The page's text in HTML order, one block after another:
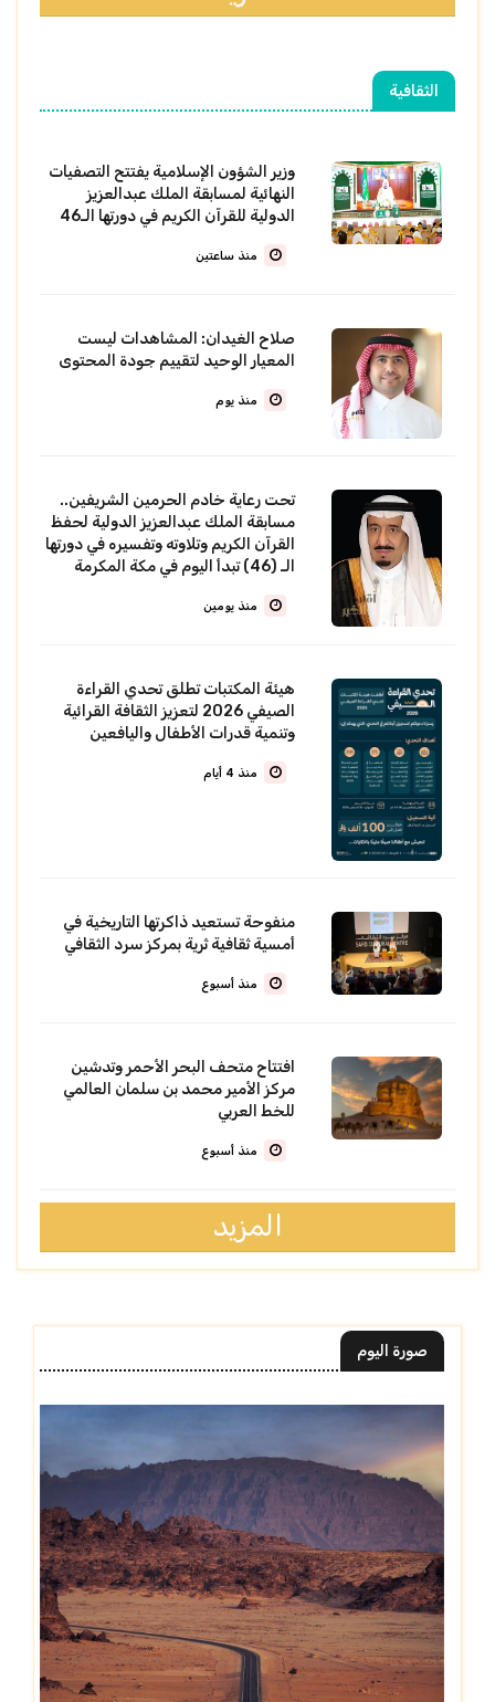
الثقافية
وزير الشؤون الإسلامية يفتتح التصفيات
النهائية لمسابقة الملك عبدالعزيز
الدولية للقرآن الكريم في دورتها الـ46
منذ ساعتين
صلاح الغيدان: المشاهدات ليست
المعيار الوحيد لتقييم جودة المحتوى
منذ يوم
تحت رعاية خادم الحرمين الشريفين..
مسابقة الملك عبدالعزيز الدولية لحفظ
القرآن الكريم وتلاوته وتفسيره في دورتها
الـ (46) تبدأ اليوم في مكة المكرمة
منذ يومين
هيئة المكتبات تطلق تحدي القراءة
الصيفي 2026 لتعزيز الثقافة القرائية
وتنمية قدرات الأطفال واليافعين
منذ 4 أيام
‏منفوحة تستعيد ذاكرتها التاريخية في
أمسية ثقافية ثرية بمركز سرد الثقافي
منذ أسبوع
افتتاح متحف البحر الأحمر وتدشين
مركز الأمير محمد بن سلمان العالمي
للخط العربي
منذ أسبوع
المزيد
صورة اليوم